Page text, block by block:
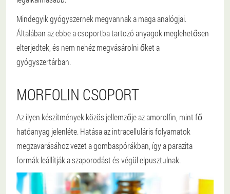
Mindegyik gyógyszernek megvannak a maga analógjai.
Általában az ebbe a csoportba tartozó anyagok meglehetősen
elterjedtek, és nem nehéz megvásárolni őket a
gyógyszertárban.
MORFOLIN CSOPORT
Az ilyen készítmények közös jellemzője az amorolfin, mint fő
hatóanyag jelenléte. Hatása az intracelluláris folyamatok
megzavarásához vezet a gombaspórákban, így a parazita
formák leállítják a szaporodást és végül elpusztulnak.